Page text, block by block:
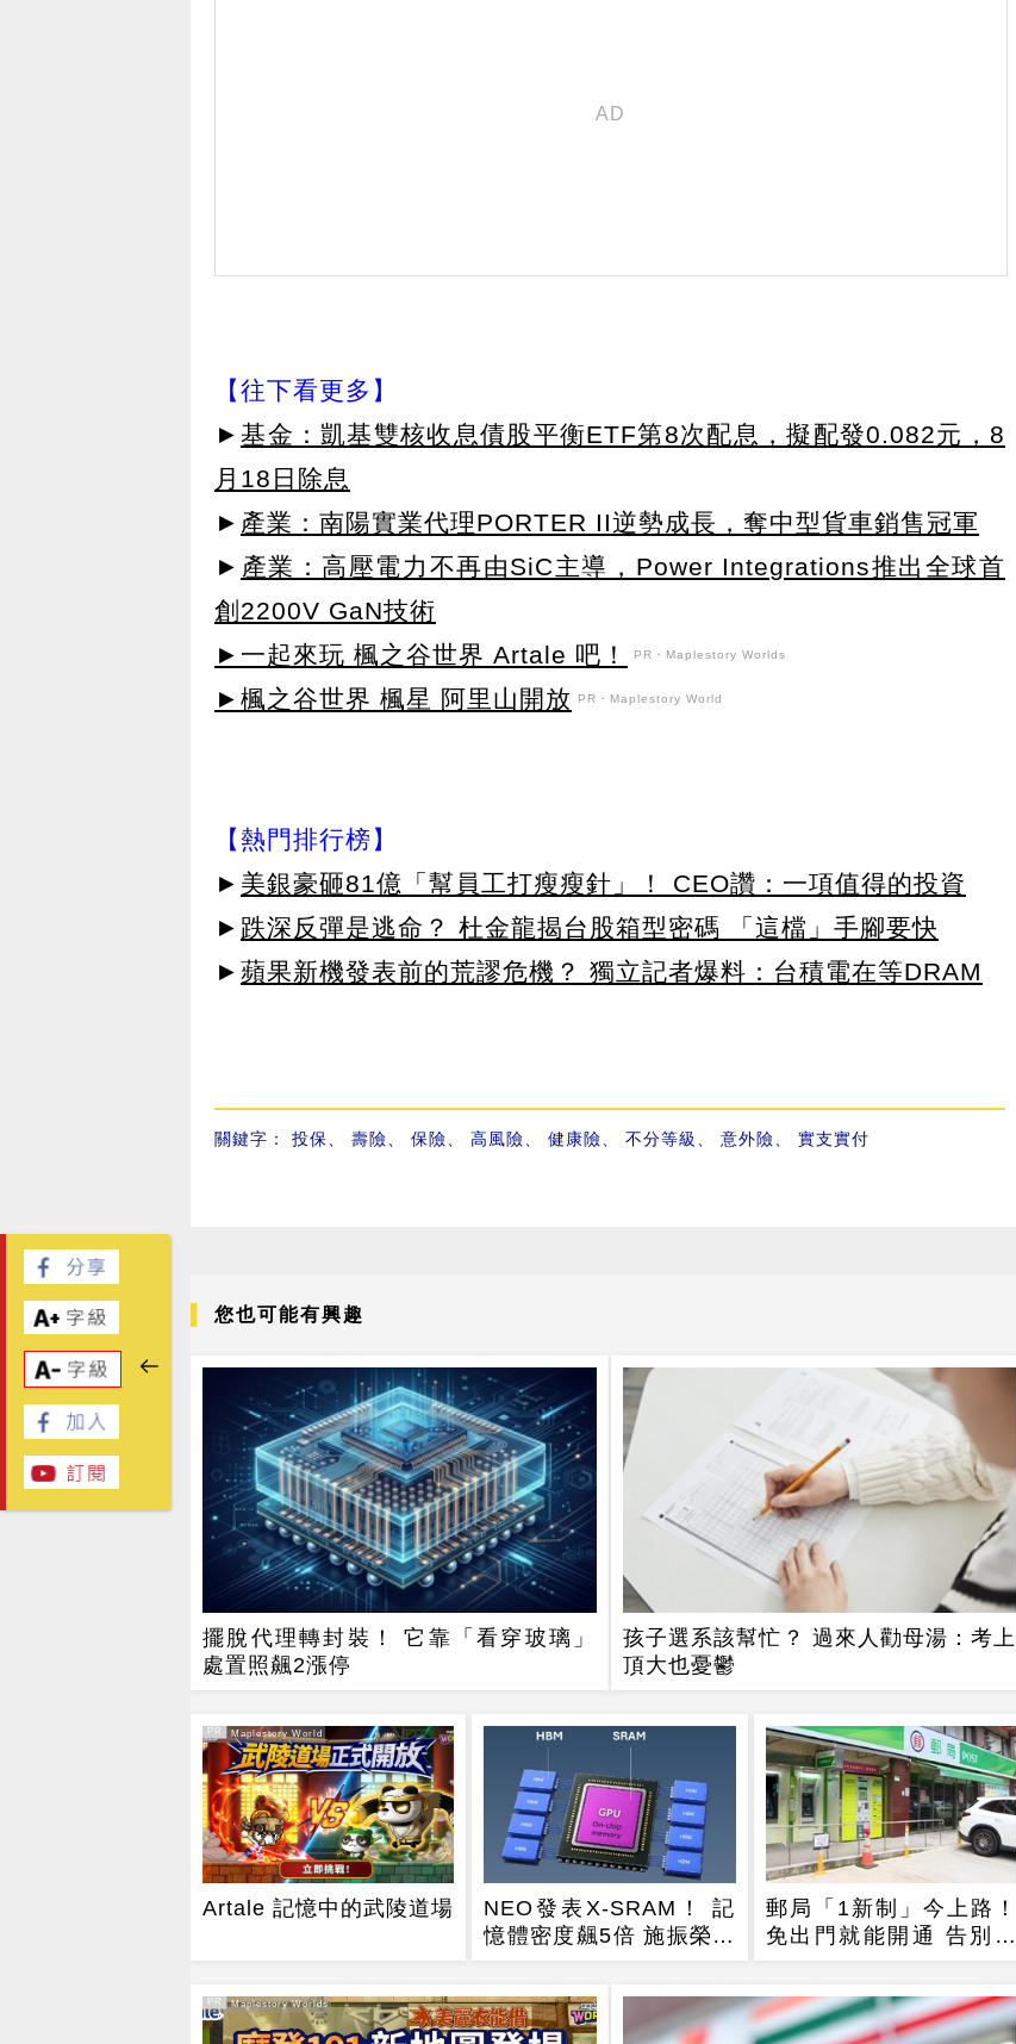
【往下看更多】
► 基金：凱基雙核收息債股平衡ETF第8次配息，擬配發0.082元，8
月18日除息
► 產業：南陽實業代理PORTER II逆勢成長，奪中型貨車銷售冠軍
► 產業：高壓電力不再由SiC主導，Power Integrations推出全球首
創2200V GaN技術
►一起來玩 楓之谷世界 Artale 吧！
PR・Maplestory Worlds
►楓之谷世界 楓星 阿里山開放 PR・Maplestory World
【熱門排行榜】
► 美銀豪砸81億「幫員工打瘦瘦針」！ CEO讚：一項值得的投資
► 跌深反彈是逃命？ 杜金龍揭台股箱型密碼 「這檔」手腳要快
► 蘋果新機發表前的荒謬危機？ 獨立記者爆料：台積電在等DRAM
關鍵字： 投保 壽險 保險 高風險 健康險 不分等級 意外險 實支實付
您也可能有興趣
擺脫代理轉封裝！ 它靠「看穿玻璃」
處置照飆2漲停
孩子選系該幫忙？ 過來人勸母湯：考上
頂大也憂鬱
PR
Artale 記憶中的武陵道場
PR・Maplestory World
NEO發表X-SRAM！ 記
憶體密度飆5倍 施振榮：
半導體迎新革命
郵局「1新制」今上路！
免出門就能開通 告別紙
本不用跑臨櫃
PR
PR・Maplestory Worlds